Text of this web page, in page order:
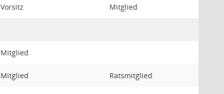
Vorsitz Mitglied
Mitglied
Mitglied Ratsmitglied